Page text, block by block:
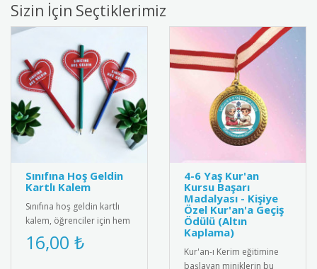
Sizin İçin Seçtiklerimiz
Sınıfına Hoş Geldin
Kartlı Kalem
Sınıfına hoş geldin kartlı
kalem, öğrenciler için hem
eğlenceli hem de kullanışlı
bir hediye seçeneğ..
16,00 ₺
4-6 Yaş Kur'an
Kursu Başarı
Madalyası - Kişiye
Özel Kur'an'a Geçiş
Ödülü (Altın
Kaplama)
Kur'an-ı Kerim eğitimine
başlayan miniklerin bu